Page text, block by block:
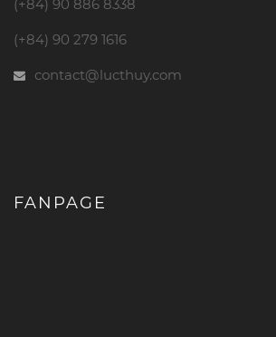
(+84) 90 886 8338
(+84) 90 279 1616
contact@lucthuy.com
FANPAGE